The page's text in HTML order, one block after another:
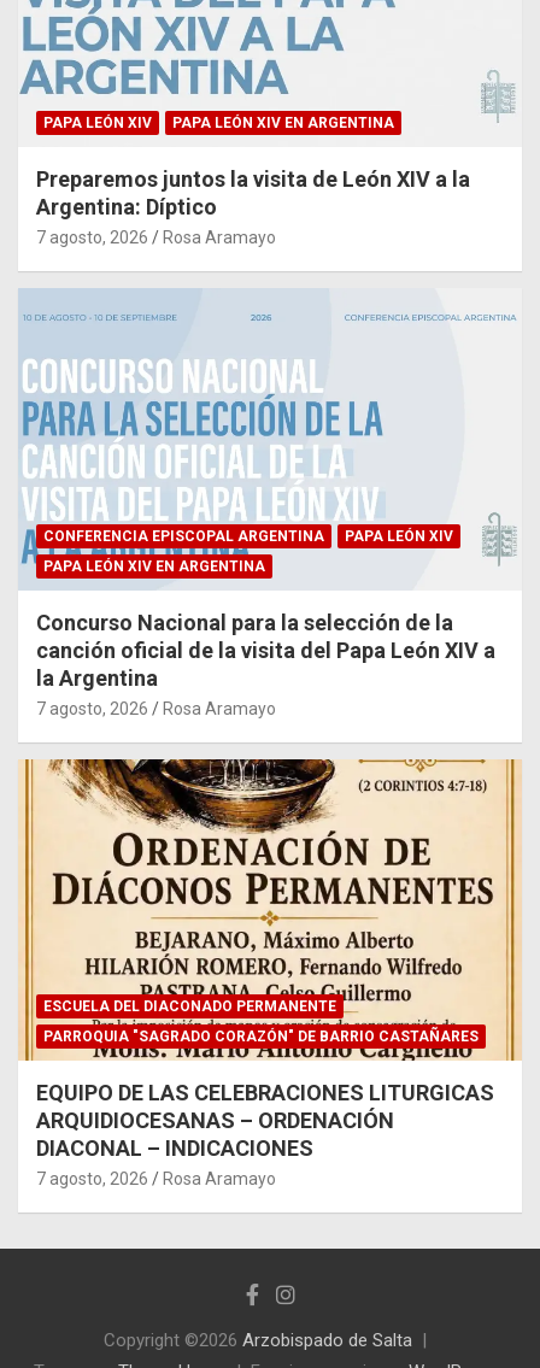
PAPA LEÓN XIV PAPA LEÓN XIV EN ARGENTINA
Preparemos juntos la visita de León XIV a la
Argentina: Díptico
7 agosto, 2026 Rosa Aramayo
CONFERENCIA EPISCOPAL ARGENTINA
PAPA LEÓN XIV
PAPA LEÓN XIV EN ARGENTINA
Concurso Nacional para la selección de la
canción oficial de la visita del Papa León XIV a
la Argentina
7 agosto, 2026 Rosa Aramayo
ESCUELA DEL DIACONADO PERMANENTE
PARROQUIA "SAGRADO CORAZÓN" DE BARRIO CASTAÑARES
EQUIPO DE LAS CELEBRACIONES LITURGICAS
ARQUIDIOCESANAS – ORDENACIÓN
DIACONAL – INDICACIONES
7 agosto, 2026 Rosa Aramayo
Copyright ©2026 Arzobispado de Salta